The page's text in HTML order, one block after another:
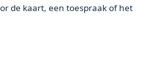
de kaart, een toespraak of het